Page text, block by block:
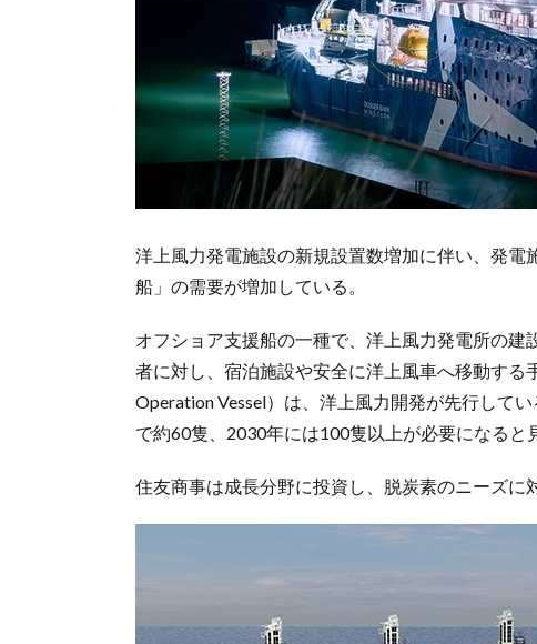
洋上風力発電施設の新規設置数増加に伴い、発
船」の需要が増加している。
オフショア支援船の一種で、洋上風力発電所の
者に対し、宿泊施設や安全に洋上風車へ移動する
Operation Vessel）は、洋上風力開発が先行して
で約60隻、2030年には100隻以上が必要になると
住友商事は成長分野に投資し、脱炭素のニーズに